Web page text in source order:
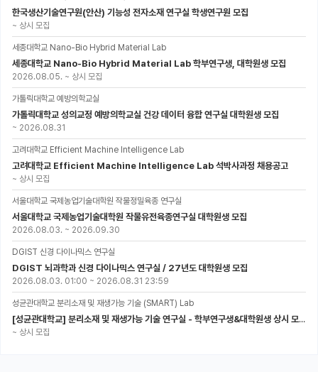
한국생산기술연구원(안산) 기능성 전자소재 연구실 학생연구원 모집
~ 상시 모집
세종대학교 Nano-Bio Hybrid Material Lab
세종대학교 Nano-Bio Hybrid Material Lab 학부연구생, 대학원생 모집
2026.08.05. ~ 상시 모집
가톨릭대학교 예방의학교실
가톨릭대학교 성의교정 예방의학교실 건강 데이터 융합 연구실 대학원생 모집
~ 2026.08.31
고려대학교 Efficient Machine Intelligence Lab
고려대학교 Efficient Machine Intelligence Lab 석박사과정 채용공고
~ 상시 모집
서울대학교 국제농업기술대학원 작물정밀육종 연구실
서울대학교 국제농업기술대학원 작물유전육종연구실 대학원생 모집
2026.08.03. ~ 2026.09.30
DGIST 신경 다이나믹스 연구실
DGIST 뇌과학과 신경 다이나믹스 연구실 / 27년도 대학원생 모집
2026.08.03. 01:00 ~ 2026.08.31 23:59
성균관대학교 분리소재 및 재생가능 기술 (SMART) Lab
[성균관대학교] 분리소재 및 재생가능 기술 연구실 - 학부연구생&대학원생 상시 모집 (미래에너지공학과)
~ 상시 모집